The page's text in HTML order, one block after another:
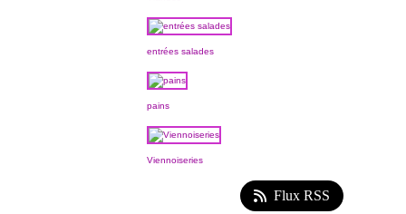
entrées salades
pains
Viennoiseries
Flux RSS